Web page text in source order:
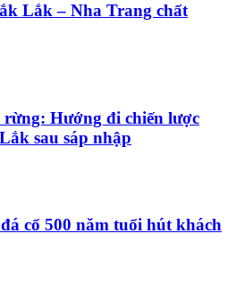
Lắk – Nha Trang chất
Hướng đi chiến lược
sau sáp nhập
cổ 500 năm tuổi hút khách